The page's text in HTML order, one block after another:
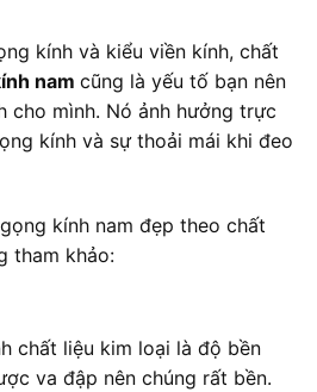
kính và kiểu viền kính, chất
nam cũng là yếu tố bạn nên
cho mình. Nó ảnh hưởng trực
kính và sự thoải mái khi đeo
kính nam đẹp theo chất
tham khảo:
chất liệu kim loại là độ bền
va đập nên chúng rất bền.